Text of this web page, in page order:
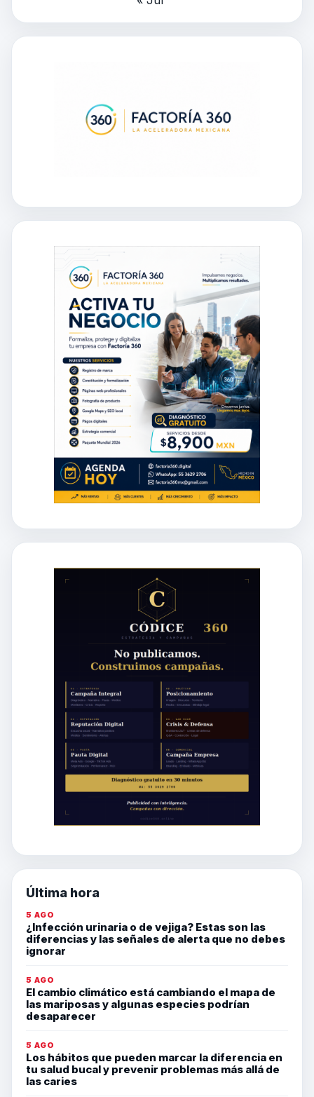
Última hora
5 AGO
¿Infección urinaria o de vejiga? Estas son las
diferencias y las señales de alerta que no debes
ignorar
5 AGO
El cambio climático está cambiando el mapa de
las mariposas y algunas especies podrían
desaparecer
5 AGO
Los hábitos que pueden marcar la diferencia en
tu salud bucal y prevenir problemas más allá de
las caries